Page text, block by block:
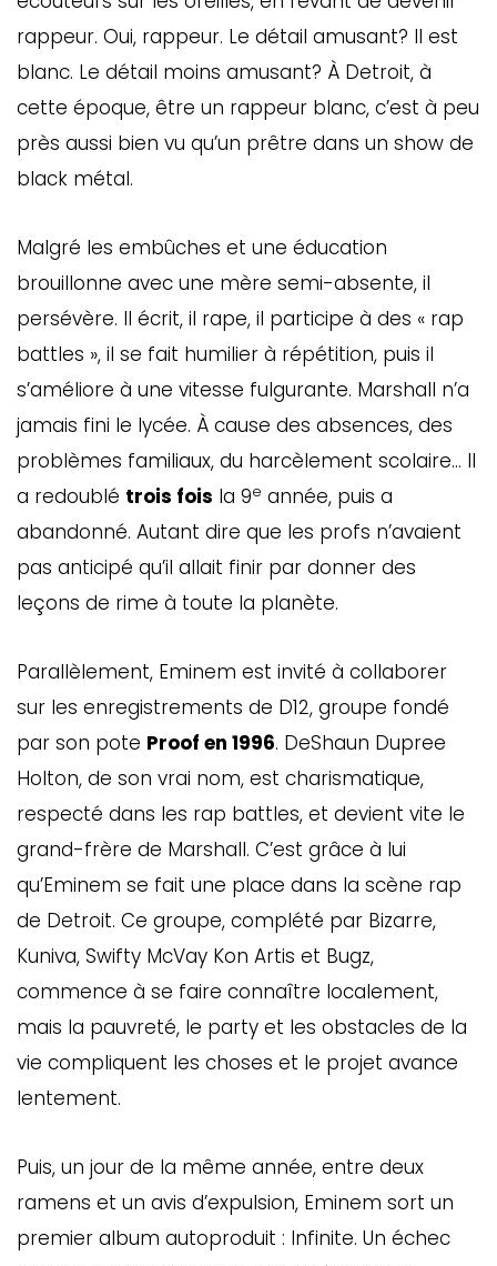
rappeur. Oui, rappeur. Le détail amusant? Il est
blanc. Le détail moins amusant? À Detroit, à
cette époque, être un rappeur blanc, c’est à peu
près aussi bien vu qu’un prêtre dans un show de
black métal.
Malgré les embûches et une éducation
brouillonne avec une mère semi-absente, il
persévère. Il écrit, il rape, il participe à des « rap
battles », il se fait humilier à répétition, puis il
s’améliore à une vitesse fulgurante. Marshall n’a
jamais fini le lycée. À cause des absences, des
problèmes familiaux, du harcèlement scolaire… Il
a redoublé trois fois la 9e année, puis a
abandonné. Autant dire que les profs n’avaient
pas anticipé qu’il allait finir par donner des
leçons de rime à toute la planète.
Parallèlement, Eminem est invité à collaborer
sur les enregistrements de D12, groupe fondé
par son pote Proof en 1996. DeShaun Dupree
Holton, de son vrai nom, est charismatique,
respecté dans les rap battles, et devient vite le
grand-frère de Marshall. C’est grâce à lui
qu’Eminem se fait une place dans la scène rap
de Detroit. Ce groupe, complété par Bizarre,
Kuniva, Swifty McVay Kon Artis et Bugz,
commence à se faire connaître localement,
mais la pauvreté, le party et les obstacles de la
vie compliquent les choses et le projet avance
lentement.
Puis, un jour de la même année, entre deux
ramens et un avis d’expulsion, Eminem sort un
premier album autoproduit : Infinite. Un échec